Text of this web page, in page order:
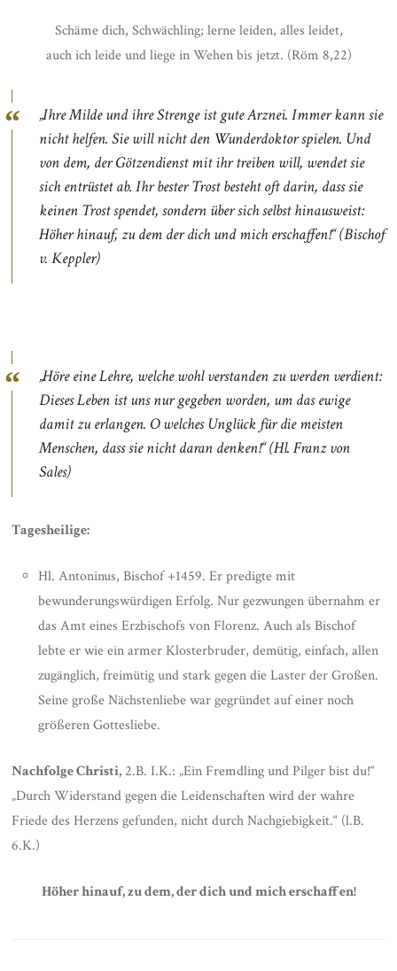
Schäme dich, Schwächling; lerne leiden, alles leidet,
auch ich leide und liege in Wehen bis jetzt. (Röm 8,22)
„Ihre Milde und ihre Strenge ist gute Arznei. Immer kann sie
nicht helfen. Sie will nicht den Wunderdoktor spielen. Und
von dem, der Götzendienst mit ihr treiben will, wendet sie
sich entrüstet ab. Ihr bester Trost besteht oft darin, dass sie
keinen Trost spendet, sondern über sich selbst hinausweist:
Höher hinauf, zu dem der dich und mich erschaffen!“ (Bischof
v. Keppler)
„Höre eine Lehre, welche wohl verstanden zu werden verdient:
Dieses Leben ist uns nur gegeben worden, um das ewige
damit zu erlangen. O welches Unglück für die meisten
Menschen, dass sie nicht daran denken!“ (Hl. Franz von
Sales)
Tagesheilige:
Hl. Antoninus, Bischof +1459. Er predigte mit
bewunderungswürdigen Erfolg. Nur gezwungen übernahm er
das Amt eines Erzbischofs von Florenz. Auch als Bischof
lebte er wie ein armer Klosterbruder, demütig, einfach, allen
zugänglich, freimütig und stark gegen die Laster der Großen.
Seine große Nächstenliebe war gegründet auf einer noch
größeren Gottesliebe.
Nachfolge Christi, 2.B. I.K.: „Ein Fremdling und Pilger bist du!“
„Durch Widerstand gegen die Leidenschaften wird der wahre
Friede des Herzens gefunden, nicht durch Nachgiebigkeit.“ (l.B.
6.K.)
Höher hinauf, zu dem, der dich und mich erschaffen!